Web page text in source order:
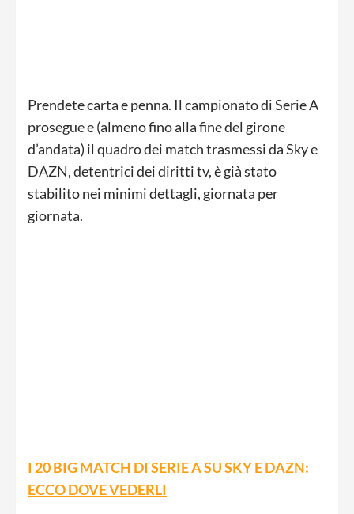
Prendete carta e penna. Il campionato di Serie A
prosegue e (almeno fino alla fine del girone
d’andata) il quadro dei match trasmessi da Sky e
DAZN, detentrici dei diritti tv, è già stato
stabilito nei minimi dettagli, giornata per
giornata.
I 20 BIG MATCH DI SERIE A SU SKY E DAZN:
ECCO DOVE VEDERLI